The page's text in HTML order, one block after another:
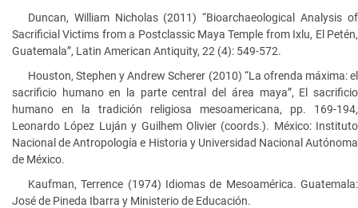
Duncan, William Nicholas (2011) “Bioarchaeological Analysis of
Sacrificial Victims from a Postclassic Maya Temple from Ixlu, El Petén,
Guatemala”, Latin American Antiquity, 22 (4): 549-572.
Houston, Stephen y Andrew Scherer (2010) “La ofrenda máxima: el
sacrificio humano en la parte central del área maya”, El sacrificio
humano en la tradición religiosa mesoamericana, pp. 169-194,
Leonardo López Luján y Guilhem Olivier (coords.). México: Instituto
Nacional de Antropología e Historia y Universidad Nacional Autónoma
de México.
Kaufman, Terrence (1974) Idiomas de Mesoamérica. Guatemala:
José de Pineda Ibarra y Ministerio de Educación.